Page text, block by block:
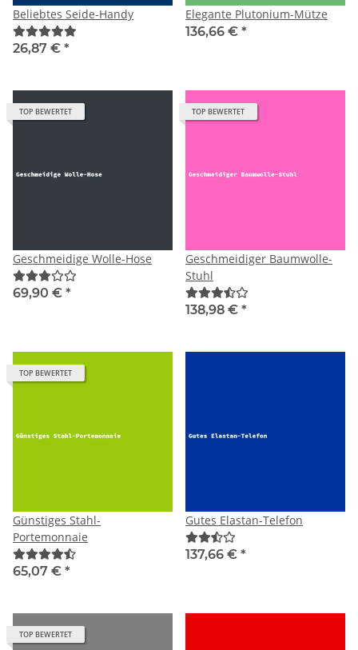
Beliebtes Seide-Handy
26,87 € *
Elegante Plutonium-Mütze
136,66 € *
TOP BEWERTET
Geschmeidige Wolle-Hose
69,90 € *
TOP BEWERTET
Geschmeidiger Baumwolle-
Stuhl
138,98 € *
TOP BEWERTET
Günstiges Stahl-
Portemonnaie
65,07 € *
Gutes Elastan-Telefon
137,66 € *
TOP BEWERTET